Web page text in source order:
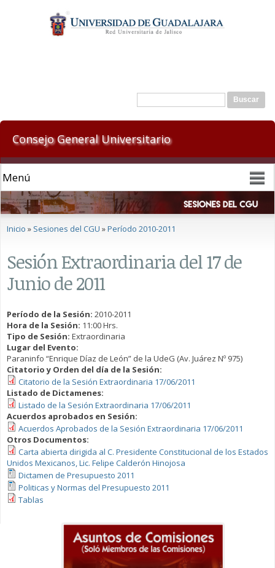
contenido
principal
Formulario de búsqueda
Buscar
Consejo General Universitario
Se encuentra usted aquí
Inicio » Sesiones del CGU »Período 2010-2011
Sesión Extraordinaria del 17 de
Junio de 2011
Período de la Sesión: 2010-2011
Hora de la Sesión: 11:00 Hrs.
Tipo de Sesión: Extraordinaria
Lugar del Evento:
Paraninfo “Enrique Díaz de León” de la UdeG (Av. Juárez Nº 975)
Citatorio y Orden del día de la Sesión:
Citatorio de la Sesión Extraordinaria 17/06/2011
Listado de Dictamenes:
Listado de la Sesión Extraordinaria 17/06/2011
Acuerdos aprobados en Sesión:
Acuerdos Aprobados de la Sesión Extraordinaria 17/06/2011
Otros Documentos:
Carta abierta dirigida al C. Presidente Constitucional de los Estados
Unidos Mexicanos, Lic. Felipe Calderón Hinojosa
Dictamen de Presupuesto 2011
Politicas y Normas del Presupuesto 2011
Tablas